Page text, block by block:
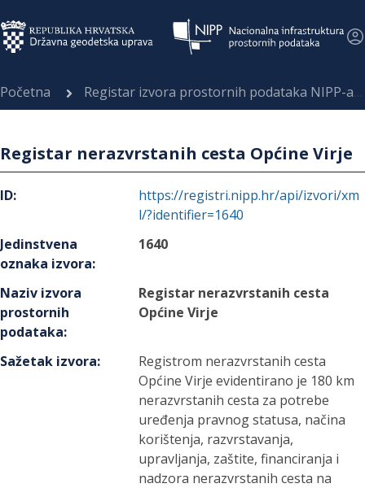
Početna Registar izvora prostornih podataka NIPP-a
Registar nerazvrstanih cesta Općine Virje
ID:
https://registri.nipp.hr/api/izvori/xm
l/?identifier=1640
Jedinstvena
oznaka izvora:
1640
Naziv izvora
prostornih
podataka:
Registar nerazvrstanih cesta
Općine Virje
Sažetak izvora:
Registrom nerazvrstanih cesta
Općine Virje evidentirano je 180 km
nerazvrstanih cesta za potrebe
uređenja pravnog statusa, načina
korištenja, razvrstavanja,
upravljanja, zaštite, financiranja i
nadzora nerazvrstanih cesta na